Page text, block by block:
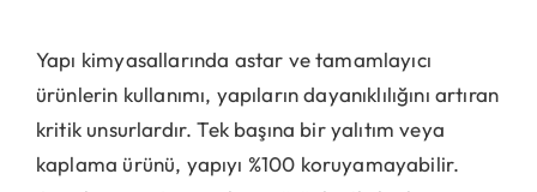
Yapı kimyasallarında astar ve tamamlayıcı
ürünlerin kullanımı, yapıların dayanıklılığını artıran
kritik unsurlardır. Tek başına bir yalıtım veya
kaplama ürünü, yapıyı %100 koruyamayabilir.